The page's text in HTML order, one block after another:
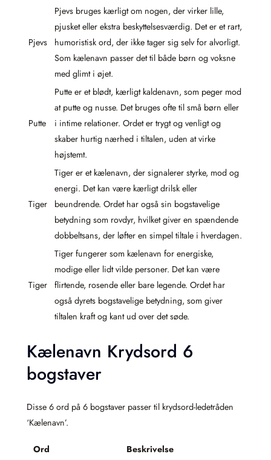
Pjevs
Pjevs bruges kærligt om nogen, der virker lille,
pjusket eller ekstra beskyttelsesværdig. Det er et rart,
humoristisk ord, der ikke tager sig selv for alvorligt.
Som kælenavn passer det til både børn og voksne
med glimt i øjet.
Putte
Putte er et blødt, kærligt kaldenavn, som peger mod
at putte og nusse. Det bruges ofte til små børn eller
i intime relationer. Ordet er trygt og venligt og
skaber hurtig nærhed i tiltalen, uden at virke
højstemt.
Tiger
Tiger er et kælenavn, der signalerer styrke, mod og
energi. Det kan være kærligt drilsk eller
beundrende. Ordet har også sin bogstavelige
betydning som rovdyr, hvilket giver en spændende
dobbeltsans, der løfter en simpel tiltale i hverdagen.
Tiger
Tiger fungerer som kælenavn for energiske,
modige eller lidt vilde personer. Det kan være
flirtende, rosende eller bare legende. Ordet har
også dyrets bogstavelige betydning, som giver
tiltalen kraft og kant ud over det søde.
Kælenavn Krydsord 6
bogstaver
Disse 6 ord på 6 bogstaver passer til krydsord-ledetråden
‘Kælenavn’.
Ord Beskrivelse